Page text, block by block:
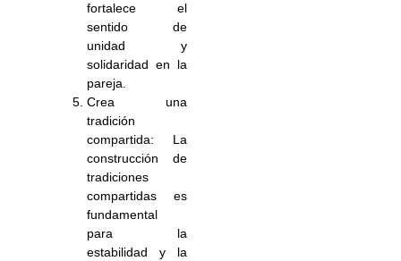
fortalece el
sentido de
unidad y
solidaridad en la
pareja.
Crea una
tradición
compartida: La
construcción de
tradiciones
compartidas es
fundamental
para la
estabilidad y la